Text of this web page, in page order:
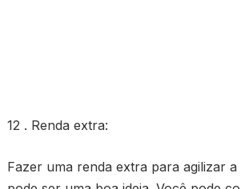
12 . Renda extra:
Fazer uma renda extra para agilizar a